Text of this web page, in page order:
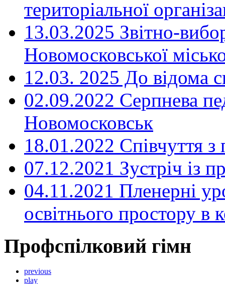
територіальної
13.03.2025 Звітно-
Новомосковської
12.03. 2025 До відома
02.09.2022 Серпнева
Новомосковськ
18.01.2022 Співчуття з
07.12.2021 Зустріч із
04.11.2021 Пленерні
освітнього простору
Профспілковий гімн
previous
play